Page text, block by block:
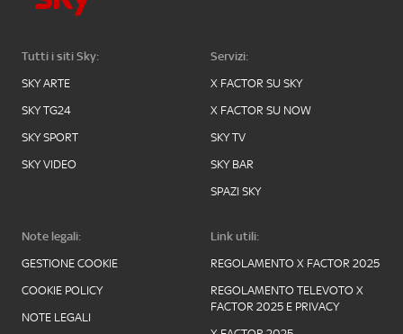
Tutti i siti Sky:
SKY ARTE
SKY TG24
SKY SPORT
SKY VIDEO
Servizi:
X FACTOR SU SKY
X FACTOR SU NOW
SKY TV
SKY BAR
SPAZI SKY
Note legali:
GESTIONE COOKIE
COOKIE POLICY
NOTE LEGALI
Link utili:
REGOLAMENTO X FACTOR 2025
REGOLAMENTO TELEVOTO X
FACTOR 2025 E PRIVACY